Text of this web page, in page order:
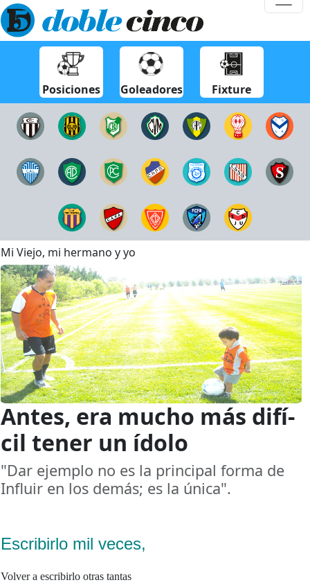
Posiciones Goleadores Fixture
Mi Viejo, mi hermano y yo
Antes, era mucho más difí­
cil tener un í­dolo
"Dar ejemplo no es la principal forma de
Influir en los demás; es la única".
Escribirlo mil veces,
Volver a escribirlo otras tantas